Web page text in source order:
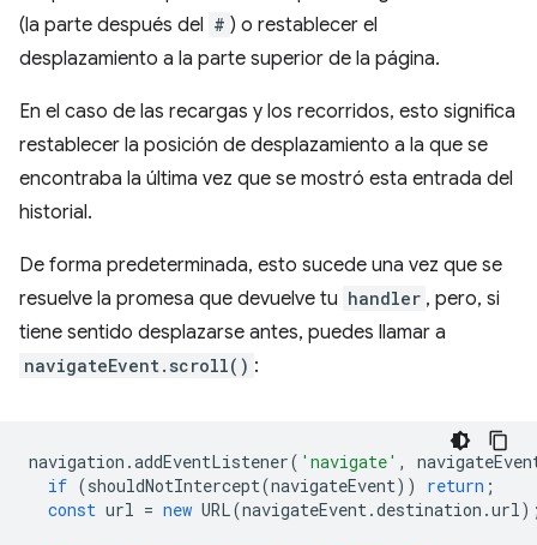
(la parte después del # ) o restablecer el
desplazamiento a la parte superior de la página.
En el caso de las recargas y los recorridos, esto significa
restablecer la posición de desplazamiento a la que se
encontraba la última vez que se mostró esta entrada del
historial.
De forma predeterminada, esto sucede una vez que se
resuelve la promesa que devuelve tu handler , pero, si
tiene sentido desplazarse antes, puedes llamar a
navigateEvent.scroll() :
navigation .addEventListener( 'navigate' ,
if (shouldNotIntercept(navigateEvent)) return ;
const url = new URL(navigateEvent.destination .url